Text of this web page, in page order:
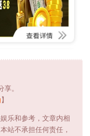
。
】
乐和参考，文章内相
站不承担任何责任，